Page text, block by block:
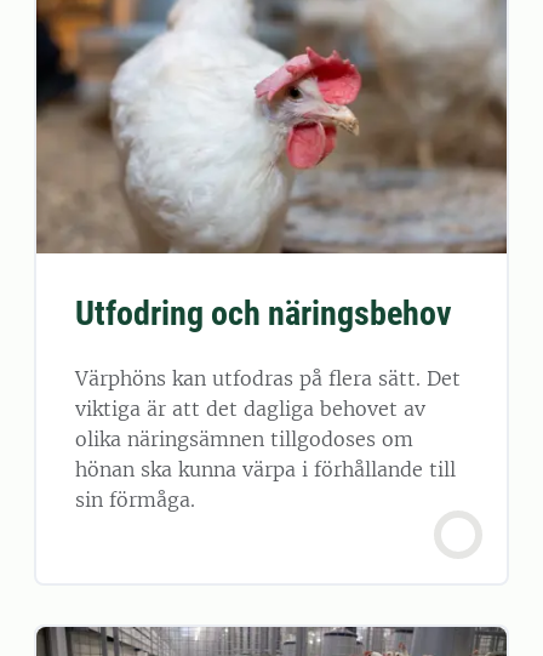
Utfodring och näringsbehov
Värphöns kan utfodras på flera sätt. Det
viktiga är att det dagliga behovet av
olika näringsämnen tillgodoses om
hönan ska kunna värpa i förhållande till
sin förmåga.